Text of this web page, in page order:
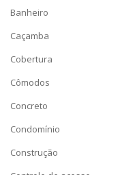
Banheiro
Caçamba
Cobertura
Cômodos
Concreto
Condomínio
Construção